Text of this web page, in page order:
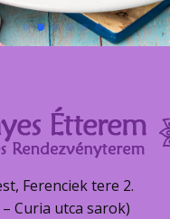
Ferenciek tere 2.
Curia utca sarok)